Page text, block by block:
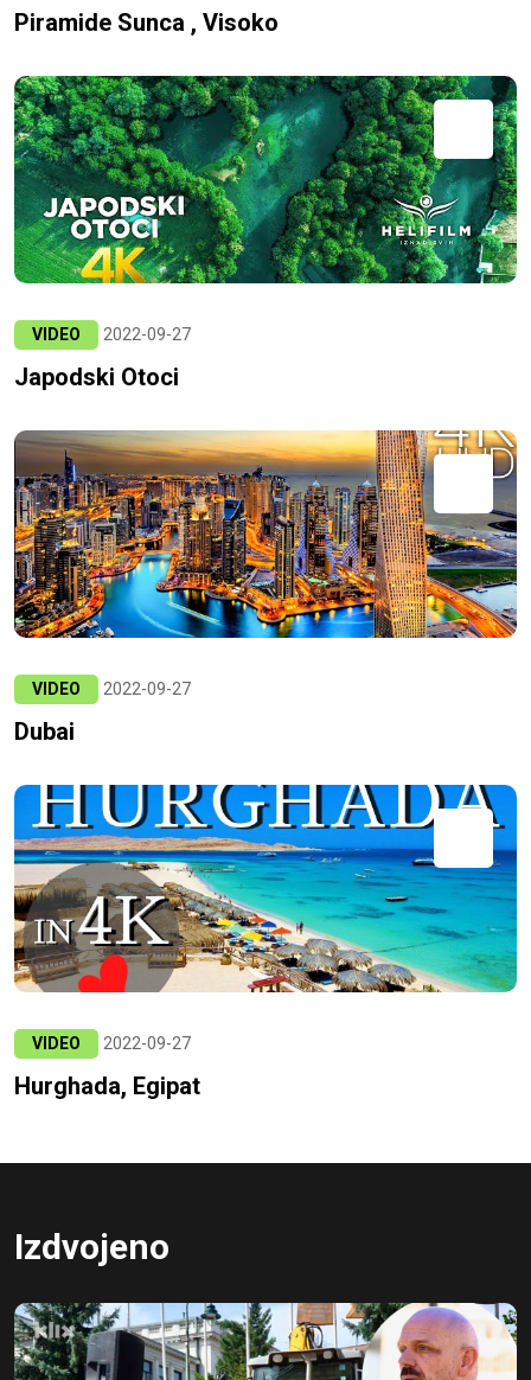
Piramide Sunca , Visoko
VIDEO 2022-09-27
Japodski Otoci
VIDEO 2022-09-27
Dubai
VIDEO 2022-09-27
Hurghada, Egipat
Izdvojeno